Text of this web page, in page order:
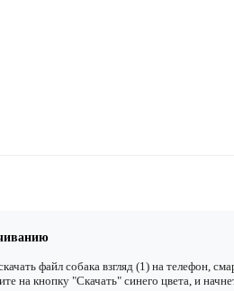
файл собака взгляд (1) на телефон,
на кнопку "Скачать" синего цвета, и